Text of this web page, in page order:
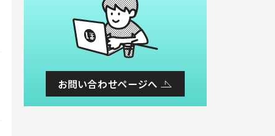
お問い合わせページへ